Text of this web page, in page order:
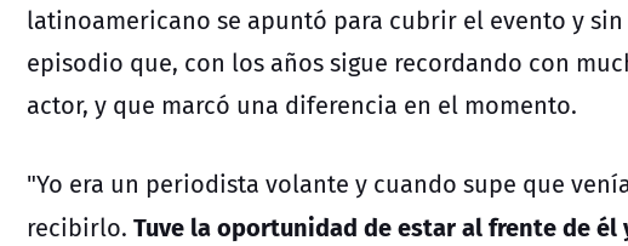
latinoamericano se apuntó para cubrir el evento y
episodio que, con los años sigue recordando con
actor, y que marcó una diferencia en el momento.
"Yo era un periodista volante y cuando supe que
recibirlo. Tuve la oportunidad de estar al frente de